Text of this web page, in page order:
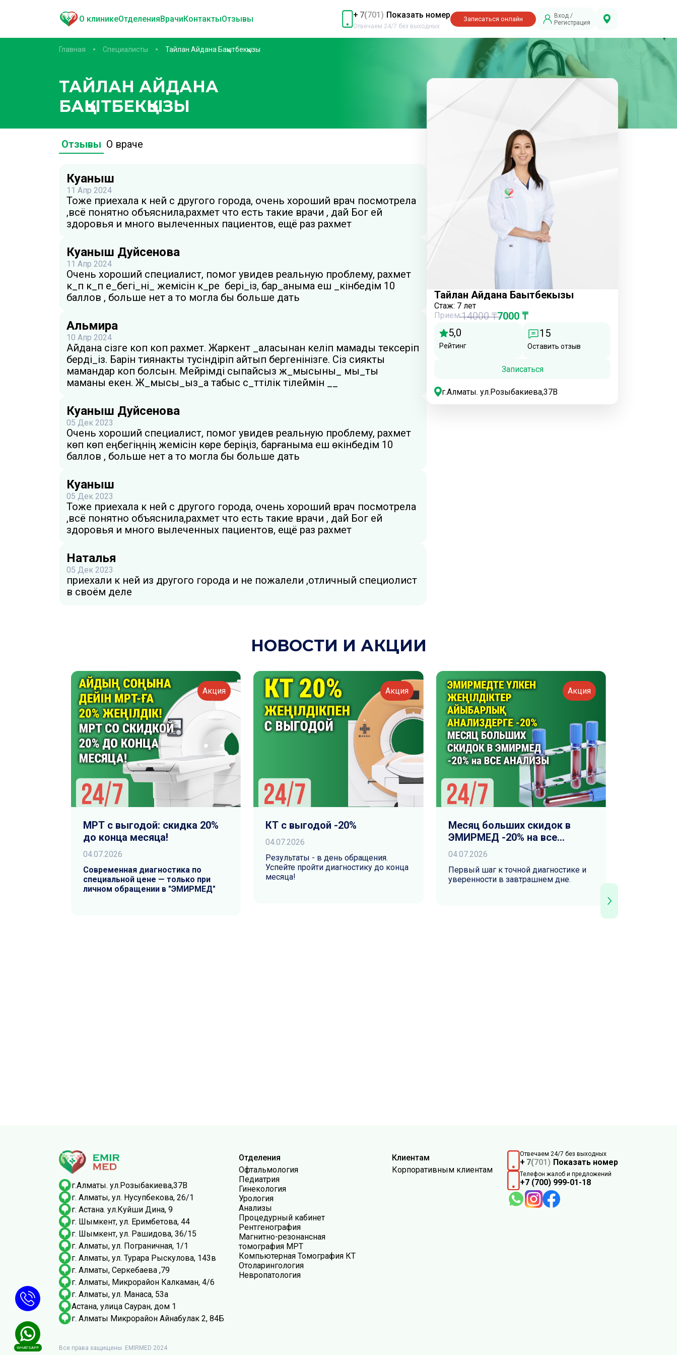
О клиникеОтделенияВрачиКонтактыОтзывы + 7(701) Показать номер
Отвечаем 24/7 без выходных
Записаться онлайн
Вход /
Регистрация
Главная Специалисты Тайлан Айдана Бақытбекқызы
ТАЙЛАН АЙДАНА
БАҚЫТБЕКҚЫЗЫ
Отзывы О враче
Куаныш
11 Апр 2024
Тоже приехала к ней с другого города, очень хороший врач посмотрела
,всё понятно объяснила,рахмет что есть такие врачи , дай Бог ей
здоровья и много вылеченных пациентов, ещё раз рахмет
Куаныш Дуйсенова
11 Апр 2024
Очень хороший специалист, помог увидев реальную проблему, рахмет
к_п к_п е_бегі_ні_ жемісін к_ре бері_із, бар_аныма еш _кінбедім 10
баллов , больше нет а то могла бы больше дать
Альмира
10 Апр 2024
Айдана сізге коп коп рахмет. Жаркент _аласынан келіп мамады тексеріп
берді_із. Барін тиянакты тусіндіріп айтып бергенінізге. Сіз сиякты
мамандар коп болсын. Мейрімді сыпайсыз ж_мысыны_ мы_ты
маманы екен. Ж_мысы_ыз_а табыс с_ттілік тілеймін __
Куаныш Дуйсенова
05 Дек 2023
Очень хороший специалист, помог увидев реальную проблему, рахмет
көп көп еңбегіңнің жемісін көре беріңіз, барғаныма еш өкінбедім 10
баллов , больше нет а то могла бы больше дать
Куаныш
05 Дек 2023
Тоже приехала к ней с другого города, очень хороший врач посмотрела
,всё понятно объяснила,рахмет что есть такие врачи , дай Бог ей
здоровья и много вылеченных пациентов, ещё раз рахмет
Наталья
05 Дек 2023
приехали к ней из другого города и не пожалели ,отличный специолист
в своём деле
Тайлан Айдана Бақытбекқызы
Стаж: 7 лет
Прием:14000 ₸7000 ₸
5,0
Рейтинг
15
Оставить отзыв
Записаться
г.Алматы. ул.Розыбакиева,37В
НОВОСТИ И АКЦИИ
Акция
МРТ с выгодой: скидка 20%
до конца месяца!
04.07.2026
Современная диагностика по
специальной цене — только при
личном обращении в "ЭМИРМЕД"
Акция
КТ с выгодой -20%
04.07.2026
Результаты - в день обращения.
Успейте пройти диагностику до конца
месяца!
Акция
Месяц больших скидок в
ЭМИРМЕД -20% на все
анализы
04.07.2026
Первый шаг к точной диагностике и
уверенности в завтрашнем дне.
г.Алматы. ул.Розыбакиева,37В
г. Алматы, ул. Нусупбекова, 26/1
г. Астана. ул.Куйши Дина, 9
г. Шымкент, ​ул. Еримбетова, 44
г. Шымкент, ​ул. Рашидова, 36/15
г. Алматы, ​ул. Пограничная, 1/1
г. Алматы, ул. Турара Рыскулова, 143в
г. Алматы, Серкебаева ,79
​г. Алматы, Микрорайон Калкаман, 4/6
г. Алматы, ул. Манаса, 53а
Астана, улица Сауран, дом 1
г. Алматы Микрорайон Айнабулак 2, 84Б
Отделения
Офтальмология
Педиатрия
Гинекология
Урология
Анализы
Процедурный кабинет
Рентгенография
Магнитно-резонансная
томография МРТ
Компьютерная Томография КТ
Отоларингология
Невропатология
Клиентам
Корпоративным клиентам
Отвечаем 24/7 без выходных
+ 7(701) Показать номер
Телефон жалоб и предложений
+7 (700) 999-01-18
Все права защищены. EMIRMED 2024